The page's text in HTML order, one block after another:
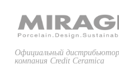
Официальный
компания Credit Ceramica